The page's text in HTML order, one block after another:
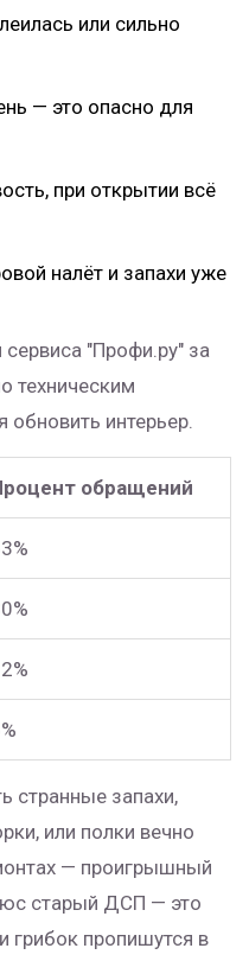
или сильно
— это опасно для
при открытии всё
налёт и запахи уже
"Профи.ру" за
техническим
обновить интерьер.
обращений
странные запахи,
или полки вечно
— проигрышный
старый ДСП — это
грибок пропишутся в